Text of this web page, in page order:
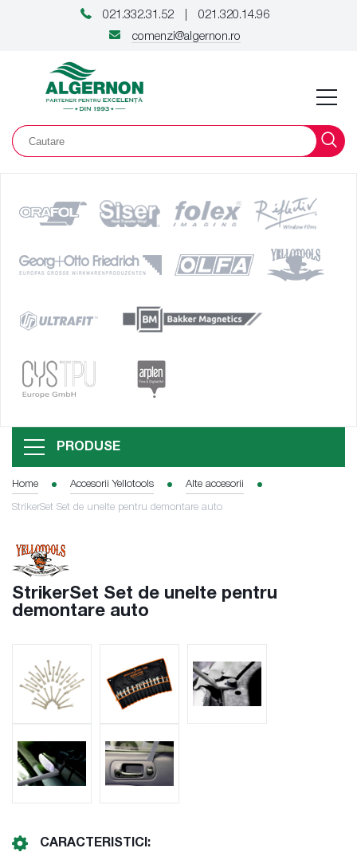
021.332.31.52
021.320.14.96
comenzi@algernon.ro
PRODUSE
Home Accesorii Yellotools Alte accesorii
StrikerSet Set de unelte pentru demontare auto
StrikerSet Set de unelte pentru
demontare auto
CARACTERISTICI: